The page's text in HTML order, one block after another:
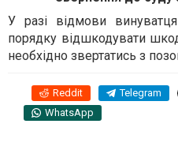
У разі відмови
порядку відшкодувати
необхідно звертатись з
Reddit Telegram
WhatsApp